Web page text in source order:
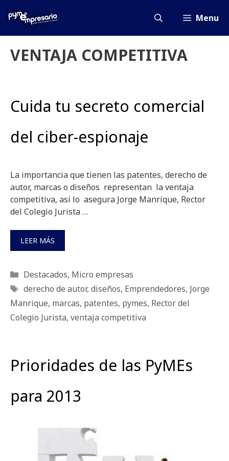
Menu
VENTAJA COMPETITIVA
Cuida tu secreto comercial
del ciber-espionaje
La importancia que tienen las patentes, derecho de
autor, marcas o diseños representan la ventaja
competitiva, así lo asegura Jorge Manrique, Rector
del Colegio Jurista …
LEER MÁS
Categorías
Destacados, Micro empresas
Etiquetas
derecho de autor, diseños, Emprendedores, Jorge
Manrique, marcas, patentes, pymes, Rector del
Colegio Jurista, ventaja competitiva
Prioridades de las PyMEs
para 2013